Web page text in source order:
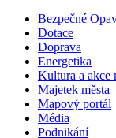
Bezpečné
Dotace
Doprava
Energetika
Kultura a akce
Majetek města
Mapový portál
Média
Podnikání